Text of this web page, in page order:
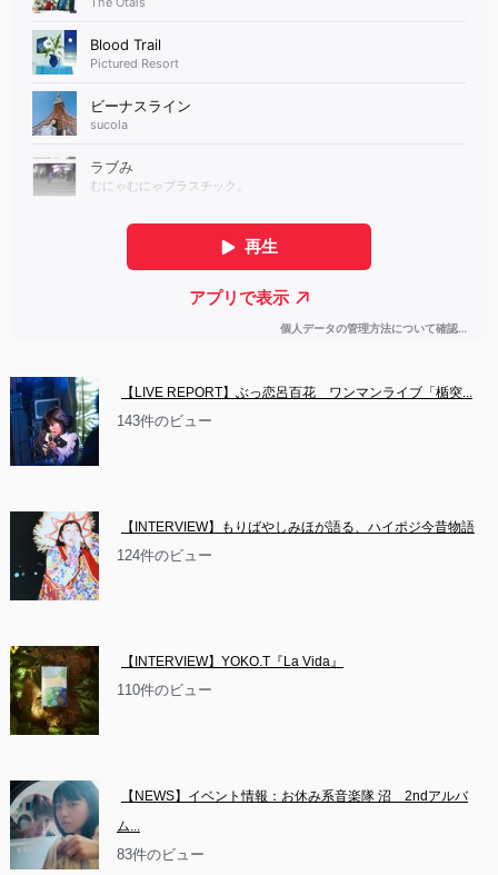
【LIVE REPORT】ぶっ恋呂百花　ワンマンライブ「楯突...
143件のビュー
【INTERVIEW】もりばやしみほが語る、ハイポジ今昔物語
124件のビュー
【INTERVIEW】YOKO.T『La Vida』
110件のビュー
【NEWS】イベント情報：お休み系音楽隊 沼　2ndアルバ
ム...
83件のビュー